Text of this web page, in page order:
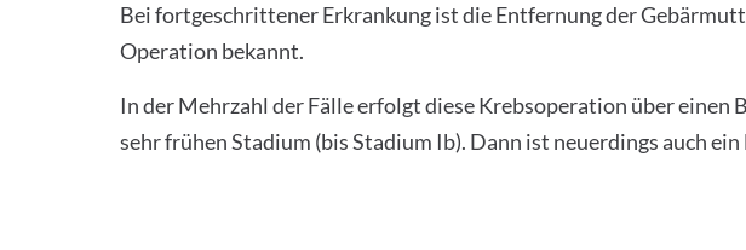
Bei fortgeschrittener Erkrankung ist die Entfernung der
Operation bekannt.
In der Mehrzahl der Fälle erfolgt diese Krebsoperation über
sehr frühen Stadium (bis Stadium Ib). Dann ist neuerdings auch